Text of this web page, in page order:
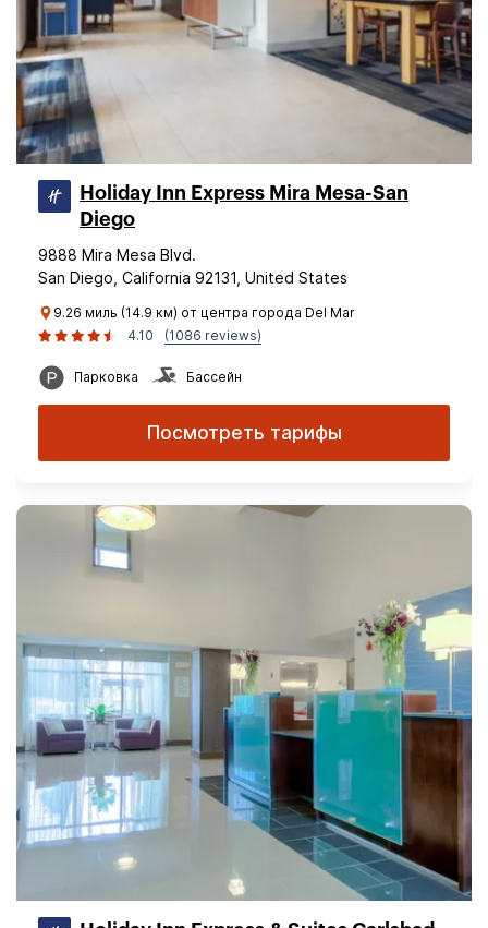
Holiday Inn Express Mira Mesa-San
Diego
9888 Mira Mesa Blvd.
San Diego, California 92131, United States
9.26 миль (14.9 км) от центра города Del Mar
4.10
(1086 reviews)
Парковка Бассейн
Посмотреть тарифы